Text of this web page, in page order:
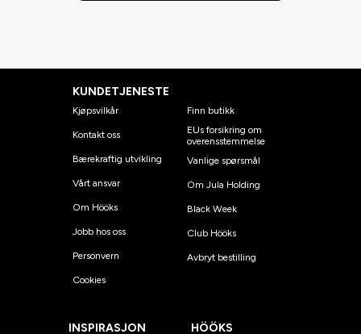
KUNDETJENESTE
Kjøpsvilkår
Kontakt oss
Bærekraftig utvikling
Vårt ansvar
Om Hööks
Jobb hos oss
Personvern
Cookies
Finn butikk
EUs forsikring om
overensstemmelse
Vanlige spørsmål
Om Jula Holding
Black Week
Club Hööks
Avbryt bestilling
INSPIRASJON HÖÖKS